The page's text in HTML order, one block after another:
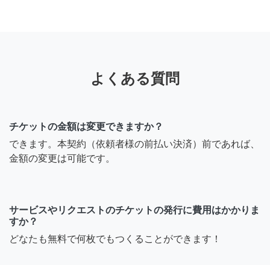
よくある質問
チケットの金額は変更できますか？
できます。本契約（依頼者様の前払い決済）前であれば、
金額の変更は可能です。
サービスやリクエストのチケットの発行に費用はかかりま
すか？
どなたも無料で何枚でもつくることができます！